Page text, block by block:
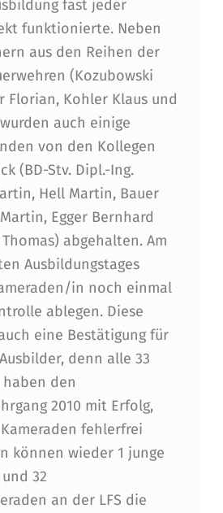
fast jeder
funktionierte. Neben
aus den Reihen der
(Kozubowski
Florian, Kohler Klaus und
auch einige
von den Kollegen
(BD-Stv. Dipl.-Ing.
Hell Martin, Bauer
Egger Bernhard
abgehalten. Am
Ausbildungstages
in noch einmal
ablegen. Diese
eine Bestätigung für
denn alle 33
den
2010 mit Erfolg,
fehlerfrei
können wieder 1 junge
32
an der LFS die